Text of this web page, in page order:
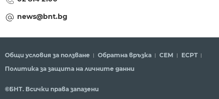
news@bnt.bg
Общи условия за ползване Обратна връзка СЕМ
ECPT
Политика за защита на личните данни
©БНТ. Всички права запазени